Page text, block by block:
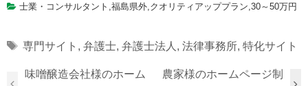
士業・コンサルタント 福島県外 クオリティアッププラン 30～50万円
Tags
専門サイト , 弁護士, 弁護士法人 , 法律事務所, 特化サイト
味噌醸造会社様のホーム
農家様のホームページ制